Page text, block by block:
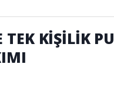
KİŞİLİK